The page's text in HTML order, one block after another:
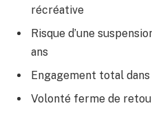
récréative
Risque d’une
ans
Engagement total
Volonté ferme de